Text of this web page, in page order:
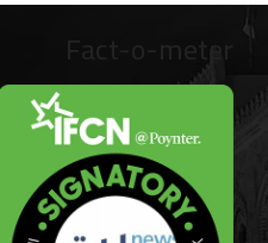
Fact-o-meter